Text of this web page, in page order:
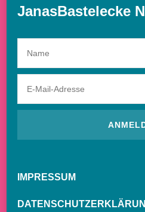
JanasBastelecke
IMPRESSUM